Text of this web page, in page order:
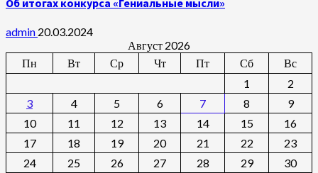
admin 20.03.2024
Август 2026
Пн
Вт Ср Чт Пт Сб
Вс
1
2
3
4 5 6 7 8
9
10
11 12 13 14 15
16
17
18 19 20 21 22
23
24
25 26 27 28 29
30